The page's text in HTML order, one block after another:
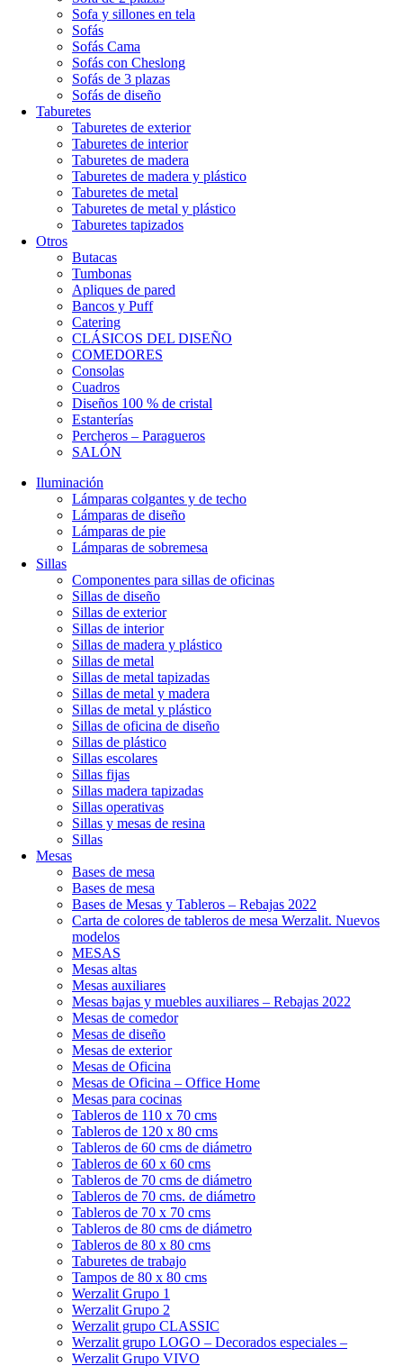
Sofa y sillones en tela
Sofás
Sofás Cama
Sofás con Cheslong
Sofás de 3 plazas
Sofás de diseño
Taburetes
Taburetes de exterior
Taburetes de interior
Taburetes de madera
Taburetes de madera y plástico
Taburetes de metal
Taburetes de metal y plástico
Taburetes tapizados
Otros
Butacas
Tumbonas
Apliques de pared
Bancos y Puff
Catering
CLÁSICOS DEL DISEÑO
COMEDORES
Consolas
Cuadros
Diseños 100 % de cristal
Estanterías
Percheros – Paragueros
SALÓN
Iluminación
Lámparas colgantes y de techo
Lámparas de diseño
Lámparas de pie
Lámparas de sobremesa
Sillas
Componentes para sillas de oficinas
Sillas de diseño
Sillas de exterior
Sillas de interior
Sillas de madera y plástico
Sillas de metal
Sillas de metal tapizadas
Sillas de metal y madera
Sillas de metal y plástico
Sillas de oficina de diseño
Sillas de plástico
Sillas escolares
Sillas fijas
Sillas madera tapizadas
Sillas operativas
Sillas y mesas de resina
Sillas
Mesas
Bases de mesa
Bases de mesa
Bases de Mesas y Tableros – Rebajas 2022
Carta de colores de tableros de mesa Werzalit. Nuevos
modelos
MESAS
Mesas altas
Mesas auxiliares
Mesas bajas y muebles auxiliares – Rebajas 2022
Mesas de comedor
Mesas de diseño
Mesas de exterior
Mesas de Oficina
Mesas de Oficina – Office Home
Mesas para cocinas
Tableros de 110 x 70 cms
Tableros de 120 x 80 cms
Tableros de 60 cms de diámetro
Tableros de 60 x 60 cms
Tableros de 70 cms de diámetro
Tableros de 70 cms. de diámetro
Tableros de 70 x 70 cms
Tableros de 80 cms de diámetro
Tableros de 80 x 80 cms
Taburetes de trabajo
Tampos de 80 x 80 cms
Werzalit Grupo 1
Werzalit Grupo 2
Werzalit grupo CLASSIC
Werzalit grupo LOGO – Decorados especiales –
Werzalit Grupo VIVO